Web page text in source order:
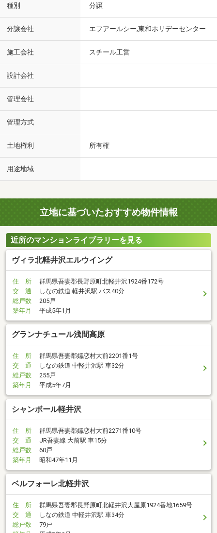
種別 分譲
分譲会社 エフアールシー,東和ホリデーセンター
施工会社 スチール工営
設計会社
管理会社
管理方式
土地権利 所有権
用途地域
立地に基づいたおすすめ物件情報
近所のマンションライブラリーを見る
ヴィラ北軽井沢エルウイング
住 所
群馬県吾妻郡長野原町北軽井沢1924番172号
交 通
しなの鉄道 軽井沢駅 バス40分
総戸数
205戸
築年月
平成5年1月
グランナチュール浅間高原
住 所
群馬県吾妻郡嬬恋村大前2201番1号
交 通
しなの鉄道 中軽井沢駅 車32分
総戸数
255戸
築年月
平成5年7月
シャンボール軽井沢
住 所
群馬県吾妻郡嬬恋村大前2271番10号
交 通
JR吾妻線 大前駅 車15分
総戸数
60戸
築年月
昭和47年11月
ベルフォーレ北軽井沢
住 所
群馬県吾妻郡長野原町北軽井沢大屋原1924番地1659号
交 通
しなの鉄道 中軽井沢駅 車34分
総戸数
79戸